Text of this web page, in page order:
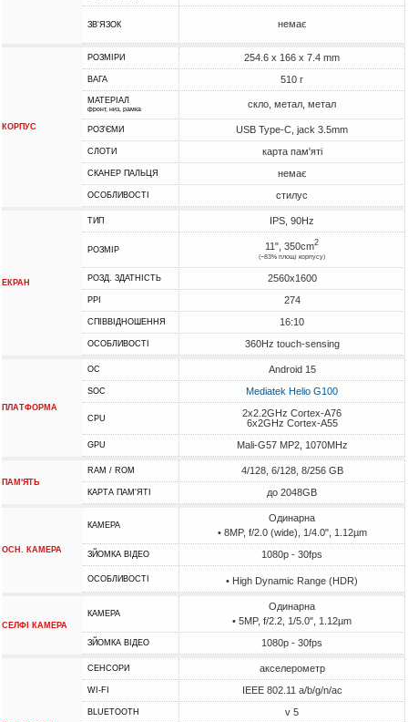
ЗВ'ЯЗОК немає
КОРПУС
РОЗМІРИ 254.6 x 166 x 7.4 mm
ВАГА 510 г
МАТЕРІАЛ
фронт, низ, рамка скло, метал, метал
РОЗ'ЄМИ USB Type-C, jack 3.5mm
СЛОТИ карта пам'яті
СКАНЕР ПАЛЬЦЯ немає
ОСОБЛИВОСТІ стилус
ЕКРАН
ТИП IPS, 90Hz
РОЗМІР 11", 350cm2
(~83% площі корпусу)
РОЗД. ЗДАТНІСТЬ 2560x1600
PPI 274
СПІВВІДНОШЕННЯ 16:10
ОСОБЛИВОСТІ 360Hz touch-sensing
ПЛАТФОРМА
ОС Android 15
SOC Mediatek Helio G100
CPU
2x2.2GHz Cortex-A76
6x2GHz Cortex-A55
GPU Mali-G57 MP2, 1070MHz
ПАМ'ЯТЬ
RAM / ROM 4/128, 6/128, 8/256 GB
КАРТА ПАМ'ЯТІ до 2048GB
ОСН. КАМЕРА
КАМЕРА
Одинарна
• 8MP, f/2.0 (wide), 1/4.0", 1.12µm
ЗЙОМКА ВІДЕО 1080p - 30fps
ОСОБЛИВОСТІ • High Dynamic Range (HDR)
СЕЛФІ КАМЕРА
КАМЕРА
Одинарна
• 5MP, f/2.2, 1/5.0", 1.12µm
ЗЙОМКА ВІДЕО 1080p - 30fps
СЕНСОРИ акселерометр
WI-FI IEEE 802.11 a/b/g/n/ac
BLUETOOTH v 5